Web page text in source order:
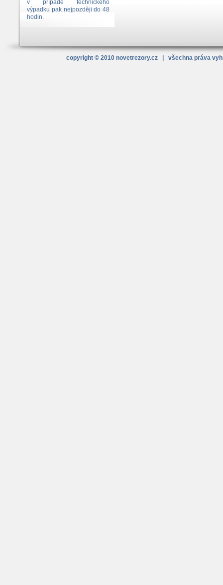
v případě technického
výpadku pak nejpozději do 48
hodin.
copyright © 2010 novetrezory.cz | všechna práva